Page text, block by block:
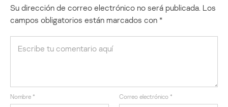
Su dirección de correo electrónico no será publicada. Los
campos obligatorios están marcados con *
Nombre * Correo electrónico *